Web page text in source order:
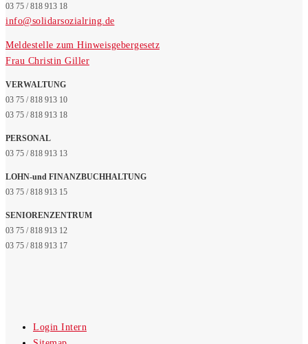
03 75 / 818 913 18
info@solidarsozialring.de
Meldestelle zum Hinweisgebergesetz
Frau Christin Giller
VERWALTUNG
03 75 / 818 913 10
03 75 / 818 913 18
PERSONAL
03 75 / 818 913 13
LOHN-und FINANZBUCHHALTUNG
03 75 / 818 913 15
SENIORENZENTRUM
03 75 / 818 913 12
03 75 / 818 913 17
Login Intern